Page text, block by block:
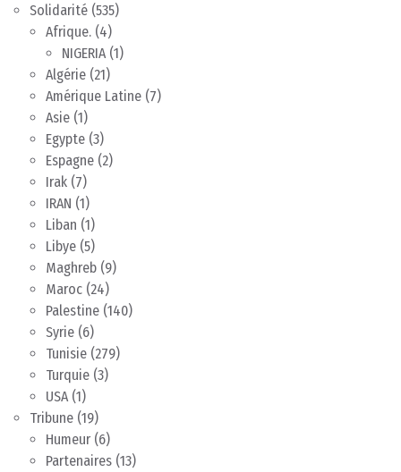
Solidarité (535)
Afrique. (4)
NIGERIA (1)
Algérie (21)
Amérique Latine (7)
Asie (1)
Egypte (3)
Espagne (2)
Irak (7)
IRAN (1)
Liban (1)
Libye (5)
Maghreb (9)
Maroc (24)
Palestine (140)
Syrie (6)
Tunisie (279)
Turquie (3)
USA (1)
Tribune (19)
Humeur (6)
Partenaires (13)